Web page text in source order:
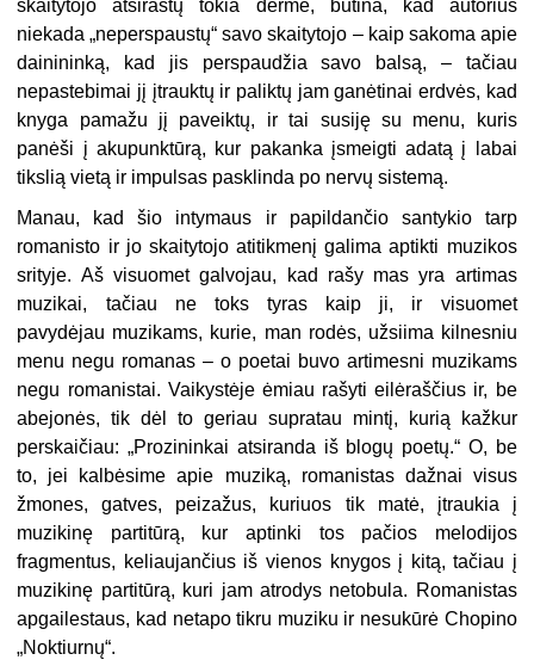
skaitytojo atsirastų tokia dermė, būtina, kad autorius
niekada „neperspaustų“ savo skaitytojo – kaip sakoma apie
dainininką, kad jis perspaudžia savo balsą, – tačiau
nepastebimai jį įtrauktų ir paliktų jam ganėtinai erdvės, kad
knyga pamažu jį paveiktų, ir tai susiję su menu, kuris
panėši į akupunktūrą, kur pakanka įsmeigti adatą į labai
tikslią vietą ir impulsas pasklinda po nervų sistemą.
Manau, kad šio intymaus ir papildančio santykio tarp
romanisto ir jo skaitytojo atitikmenį galima aptikti muzikos
srityje. Aš visuomet galvojau, kad rašy mas yra artimas
muzikai, tačiau ne toks tyras kaip ji, ir visuomet
pavydėjau muzikams, kurie, man rodės, užsiima kilnesniu
menu negu romanas – o poetai buvo artimesni muzikams
negu romanistai. Vaikystėje ėmiau rašyti eilėraščius ir, be
abejonės, tik dėl to geriau supratau mintį, kurią kažkur
perskaičiau: „Prozininkai atsiranda iš blogų poetų.“ O, be
to, jei kalbėsime apie muziką, romanistas dažnai visus
žmones, gatves, peizažus, kuriuos tik matė, įtraukia į
muzikinę partitūrą, kur aptinki tos pačios melodijos
fragmentus, keliaujančius iš vienos knygos į kitą, tačiau į
muzikinę partitūrą, kuri jam atrodys netobula. Romanistas
apgailestaus, kad netapo tikru muziku ir nesukūrė Chopino
„Noktiurnų“.